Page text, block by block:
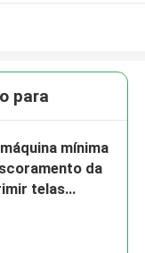
para
mínima
da
telas